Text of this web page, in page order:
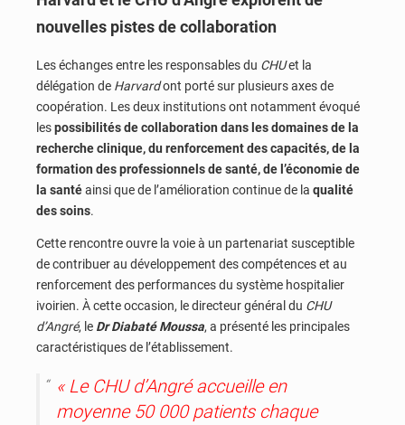
nouvelles pistes de collaboration
Les échanges entre les responsables du CHUet la
délégation de Harvardont porté sur plusieurs axes de
coopération. Les deux institutions ont notamment évoqué
lespossibilités de collaboration dans les domaines de la
recherche clinique, du renforcement des capacités, de la
formation des professionnels de santé, de l’économie de
la santéainsi que de l’amélioration continue de la qualité
des soins.
Cette rencontre ouvre la voie à un partenariat susceptible
de contribuer au développement des compétences et au
renforcement des performances du système hospitalier
ivoirien. À cette occasion, le directeur général du CHU
d’Angré, le Dr Diabaté Moussa, a présenté les principales
caractéristiques de l’établissement.
« Le CHU d’Angré accueille en
moyenne 50 000 patients chaque